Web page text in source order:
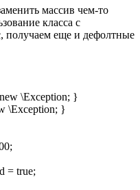
массив чем-то
класса с
получаем еще и дефолтные
\Exception; }
\Exception; }
= true;